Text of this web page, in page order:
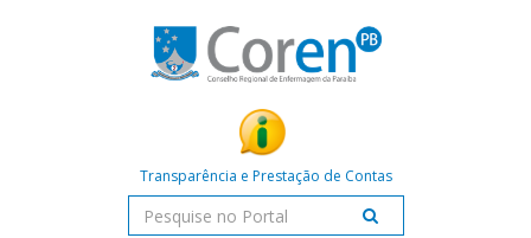
Transparência e Prestação de Contas